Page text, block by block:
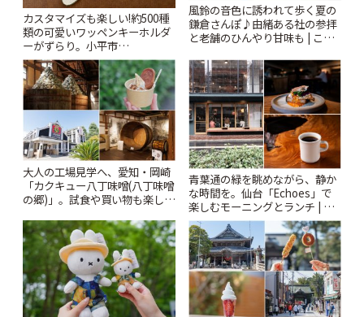
カスタマイズも楽しい!約500種
類の可愛いワッペンキーホルダ
ーがずらり。小平市
「Kimamaya T&K」 | ことりっ
ぷ
風鈴の音色に誘われて歩く夏の
鎌倉さんぽ♪由緒ある社の参拝
と老舗のひんやり甘味も | こと
大人の工場見学へ、愛知・岡崎
「カクキュー八丁味噌(八丁味噌
の郷)」。試食や買い物も楽しみ
青葉通の緑を眺めながら、静か
な時間を。仙台「Echoes」で
楽しむモーニングとランチ | こ
とりっぷ